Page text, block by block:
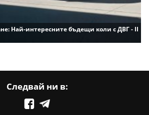
Най-интересните бъдещи коли с ДВГ - II
Следвай ни в: